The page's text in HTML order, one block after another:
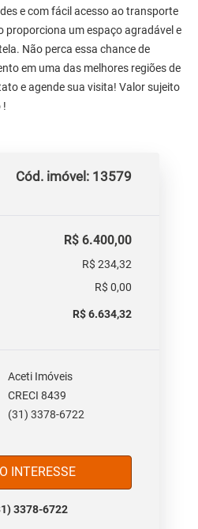
e com fácil acesso ao transporte
proporciona um espaço agradável e
Não perca essa chance de
em uma das melhores regiões de
e agende sua visita! Valor sujeito
!
Cód. imóvel: 13579
R$ 6.400,00
R$ 234,32
R$ 0,00
R$ 6.634,32
Aceti Imóveis
CRECI 8439
(31) 3378-6722
TENHO INTERESSE
3378-6722